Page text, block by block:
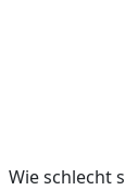
Wie schlecht